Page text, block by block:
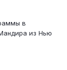
в
из Нью